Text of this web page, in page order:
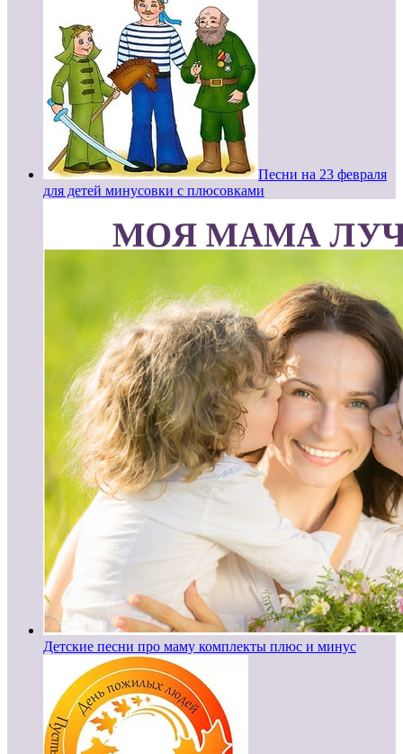
Песни на 23 февраля
для детей минусовки с плюсовками
Детские песни про маму комплекты плюс и минус